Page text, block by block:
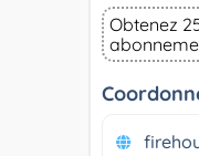
Obtenez